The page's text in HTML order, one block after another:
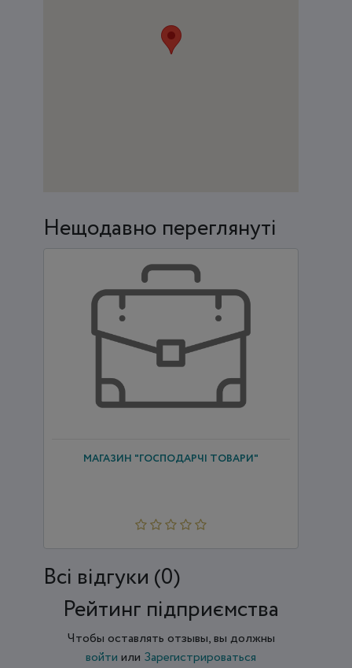
Нещодавно переглянуті
МАГАЗИН "ГОСПОДАРЧІ ТОВАРИ"
Всi відгуки (0)
Рейтинг підприємства
Чтобы оставлять отзывы, вы должны
войти или Зарегистрироваться